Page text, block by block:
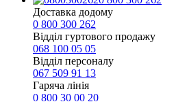
Доставка додому
0 800 300 262
Відділ гуртового продажу
068 100 05 05​
Відділ персоналу
067 509 91 13
Гаряча лінія
0 800 30 00 20